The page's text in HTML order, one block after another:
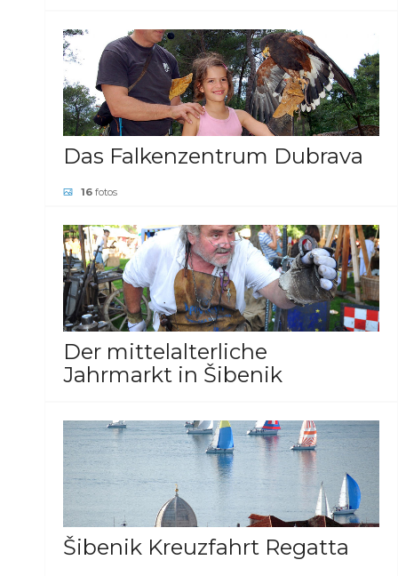
GALERIE ANSEHEN
Das Falkenzentrum Dubrava
16 fotos
GALERIE ANSEHEN
Der mittelalterliche
Jahrmarkt in Šibenik
GALERIE ANSEHEN
Šibenik Kreuzfahrt Regatta